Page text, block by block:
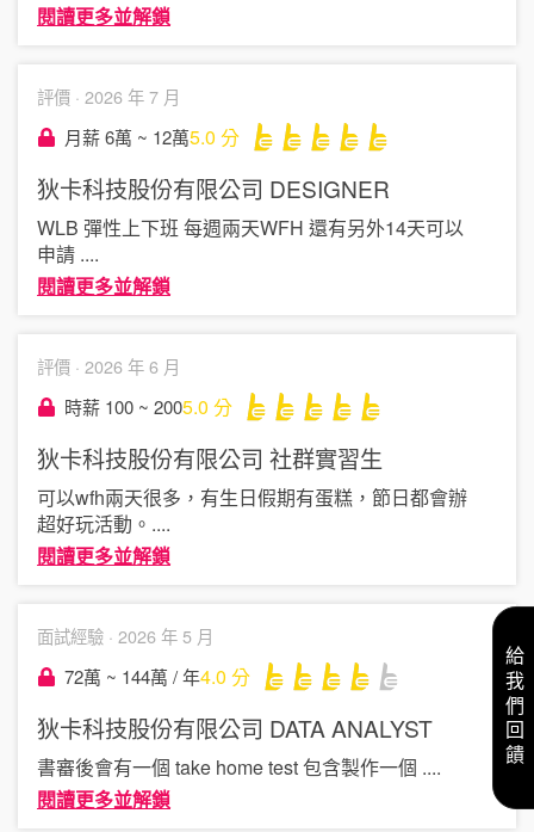
閱讀更多並解鎖
評價 · 2026 年 7 月
月薪 6萬 ~ 12萬5.0 分
狄卡科技股份有限公司 DESIGNER
WLB 彈性上下班 每週兩天WFH 還有另外14天可以
申請 ....
閱讀更多並解鎖
評價 · 2026 年 6 月
時薪 100 ~ 2005.0 分
狄卡科技股份有限公司 社群實習生
可以wfh兩天很多，有生日假期有蛋糕，節日都會辦
超好玩活動。 ....
閱讀更多並解鎖
面試經驗 · 2026 年 5 月
72萬 ~ 144萬 / 年4.0 分
狄卡科技股份有限公司 DATA ANALYST
書審後會有一個 take home test 包含製作一個 ....
閱讀更多並解鎖
給我們回饋